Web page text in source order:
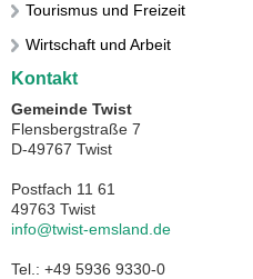
Tourismus und Freizeit
Wirtschaft und Arbeit
Kontakt
Gemeinde Twist
Flensbergstraße 7
D-49767 Twist
Postfach 11 61
49763 Twist
info@twist-emsland.de
Tel.: +49 5936 9330-0